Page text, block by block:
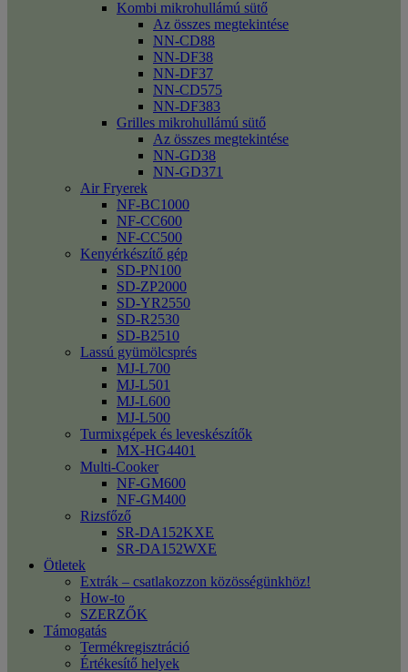
Kombi mikrohullámú sütő
Az összes megtekintése
NN-CD88
NN-DF38
NN-DF37
NN-CD575
NN-DF383
Grilles mikrohullámú sütő
Az összes megtekintése
NN-GD38
NN-GD371
Air Fryerek
NF-BC1000
NF-CC600
NF-CC500
Kenyérkészítő gép
SD-PN100
SD-ZP2000
SD-YR2550
SD-R2530
SD-B2510
Lassú gyümölcsprés
MJ-L700
MJ-L501
MJ-L600
MJ-L500
Turmixgépek és leveskészítők
MX-HG4401
Multi-Cooker
NF-GM600
NF-GM400
Rizsfőző
SR-DA152KXE
SR-DA152WXE
Ötletek
Extrák – csatlakozzon közösségünkhöz!
How-to
SZERZŐK
Támogatás
Termékregisztráció
Értékesítő helyek